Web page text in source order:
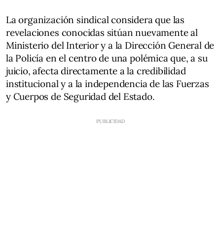
La organización sindical considera que las
revelaciones conocidas sitúan nuevamente al
Ministerio del Interior y a la Dirección General de
la Policía en el centro de una polémica que, a su
juicio, afecta directamente a la credibilidad
institucional y a la independencia de las Fuerzas
y Cuerpos de Seguridad del Estado.